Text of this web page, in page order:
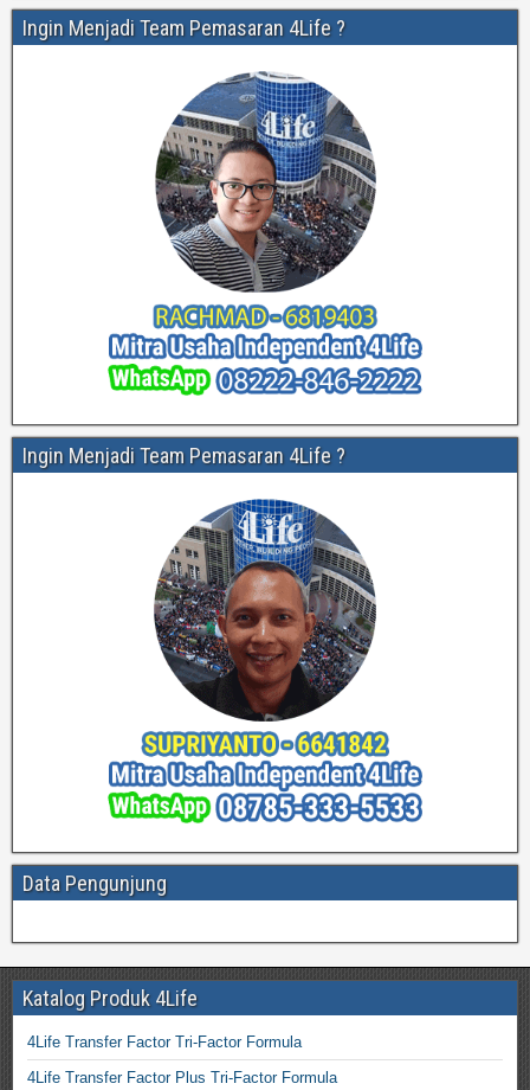
Ingin Menjadi Team Pemasaran 4Life ?
Ingin Menjadi Team Pemasaran 4Life ?
Data Pengunjung
Katalog Produk 4Life
4Life Transfer Factor Tri-Factor Formula
4Life Transfer Factor Plus Tri-Factor Formula